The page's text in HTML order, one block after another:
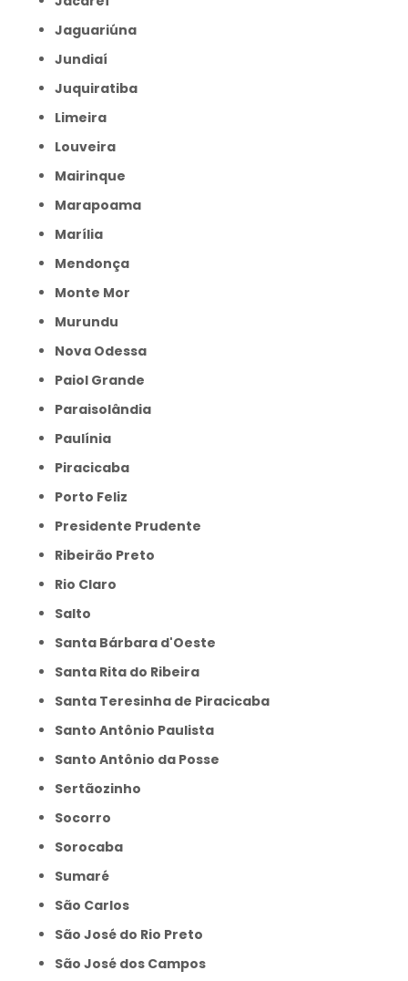
Jaguariúna
Jundiaí
Juquiratiba
Limeira
Louveira
Mairinque
Marapoama
Marília
Mendonça
Monte Mor
Murundu
Nova Odessa
Paiol Grande
Paraisolândia
Paulínia
Piracicaba
Porto Feliz
Presidente Prudente
Ribeirão Preto
Rio Claro
Salto
Santa Bárbara d'Oeste
Santa Rita do Ribeira
Santa Teresinha de Piracicaba
Santo Antônio Paulista
Santo Antônio da Posse
Sertãozinho
Socorro
Sorocaba
Sumaré
São Carlos
São José do Rio Preto
São José dos Campos